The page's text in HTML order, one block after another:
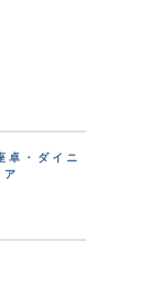
・ダイニ